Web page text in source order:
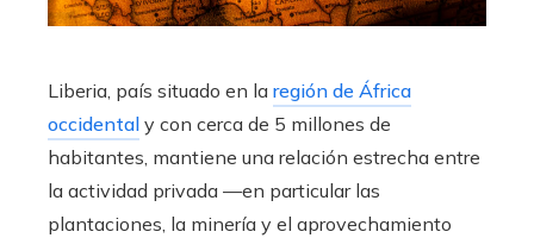
Liberia, país situado en la región de África
occidental y con cerca de 5 millones de
habitantes, mantiene una relación estrecha entre
la actividad privada —en particular las
plantaciones, la minería y el aprovechamiento